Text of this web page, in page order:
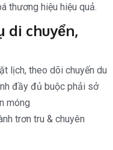
thương hiệu hiệu quả.
di chuyển,
lịch, theo dõi chuyến du
đầy đủ buộc phải sở
móng
trơn tru & chuyên